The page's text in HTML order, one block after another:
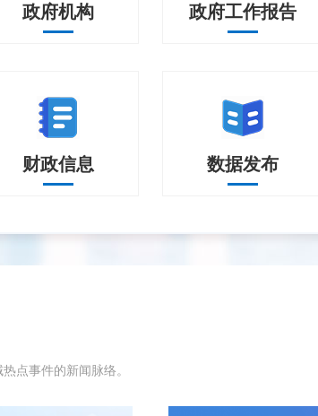
政府机构 政府工作报告
财政信息 数据发布
艺）厕所公共排污管道排泄物倒灌到二...
无犯罪记录
？
点事件的新闻脉络。